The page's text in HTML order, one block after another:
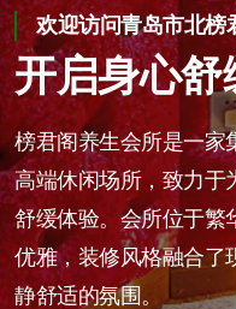
欢迎访问青岛市北榜
开启身心舒
榜君阁养生会所是一家
高端休闲场所，致力于
舒缓体验。会所位于繁
优雅，装修风格融合了
静舒适的氛围。
在欢乐中留住健康；
让顾客在榜
归宿
榜君阁养生会所，不仅
宿。在这里，您可以抛
旅。
享受一场身心的舒缓
青岛市北高
青岛市北榜君阁养生会
是您身心放松的港湾，
里，您可以抛却烦恼，
期待您的到来，与您一